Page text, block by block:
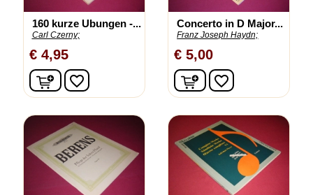
160 kurze Ubungen -...
Carl Czerny;
€ 4,95
In winkelwagen
favorite_border
Concerto in D Major...
Franz Joseph Haydn;
€ 5,00
In winkelwagen
favorite_border